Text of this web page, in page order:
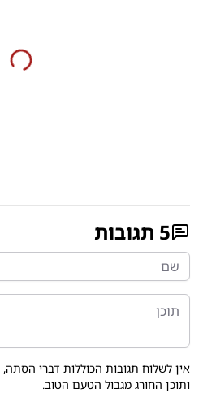
5 תגובות
אין לשלוח תגובות הכוללות דברי
ותוכן החורג מגבול הטעם הטוב.